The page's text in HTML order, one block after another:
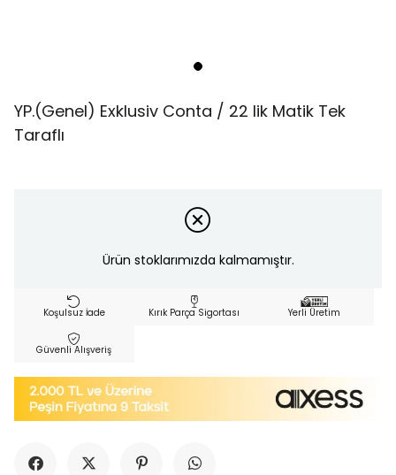
YP.(Genel) Exklusiv Conta / 22 lik Matik Tek
Taraflı
Ürün stoklarımızda kalmamıştır.
Koşulsuz İade Kırık Parça Sigortası Yerli Üretim
Güvenli Alışveriş